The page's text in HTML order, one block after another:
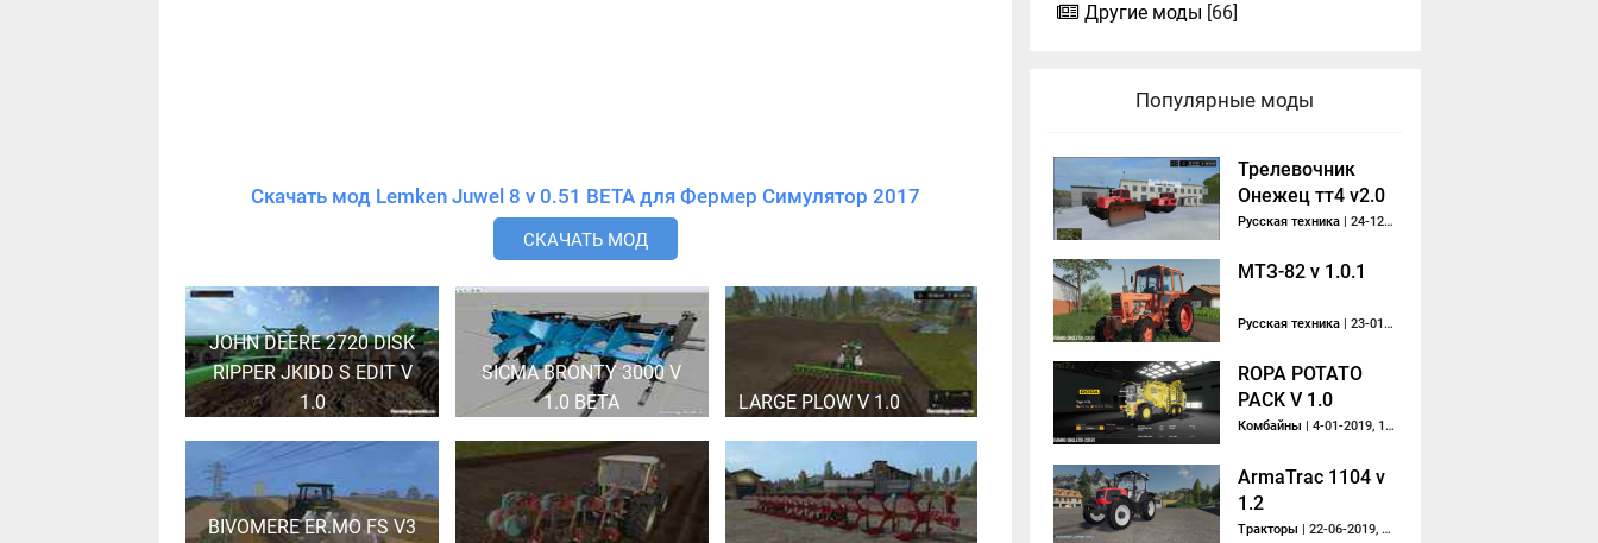
Скачать мод Lemken Juwel 8 v 0.51 BETA для Фермер Симулятор 2017
СКАЧАТЬ МОД
JOHN DEERE 2720 DISK
RIPPER JKIDD S EDIT V
1.0
SICMA BRONTY 3000 V
1.0 BETA
LARGE PLOW V 1.0
BIVOMERE ER.MO FS V3
Другие моды [66]
Популярные моды
Трелевочник
Онежец тт4 v2.0
Русская техника | 24-12-2020, 20:37
МТЗ-82 v 1.0.1
Русская техника | 23-01-2019, 21:35
ROPA POTATO
PACK V 1.0
Комбайны | 4-01-2019, 12:26
ArmaTrac 1104 v
1.2
Тракторы | 22-06-2019, 19:46